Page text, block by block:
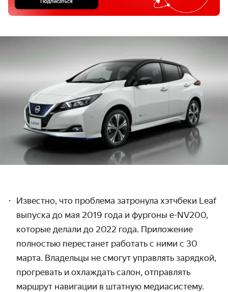
Известно, что проблема затронула хэтчбеки Leaf
выпуска до мая 2019 года и фургоны e-NV200,
которые делали до 2022 года. Приложение
полностью перестанет работать с ними с 30
марта. Владельцы не смогут управлять зарядкой,
прогревать и охлаждать салон, отправлять
маршрут навигации в штатную медиасистему.